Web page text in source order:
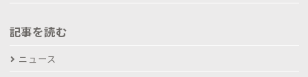
記事を読む
ニュース